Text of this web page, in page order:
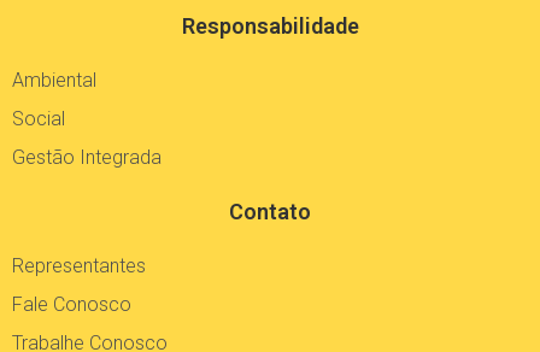
Responsabilidade
Ambiental
Social
Gestão Integrada
Contato
Representantes
Fale Conosco
Trabalhe Conosco